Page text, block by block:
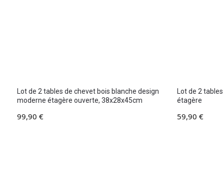
Lot de 2 tables de chevet bois blanche design
moderne étagère ouverte, 38x28x45cm
99,90 €
Lot de 2
étagère
59,90 €